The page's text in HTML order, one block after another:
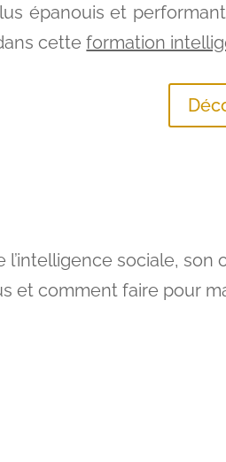
épanouis et
cetteformation
l’intelligence sociale,
et comment faire pour